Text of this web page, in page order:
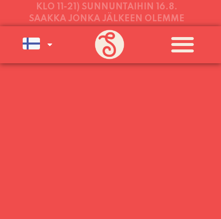
KLO 11-21) SUNNUNTAIHIN 16.8.
SAAKKA JONKA JÄLKEEN OLEMME
AVOINNA VIIKONLOPPUISIN (PE-
SU) ELOKUUN LOPPUUN ASTI
LÄMPIMÄSTI TERVETULOA!